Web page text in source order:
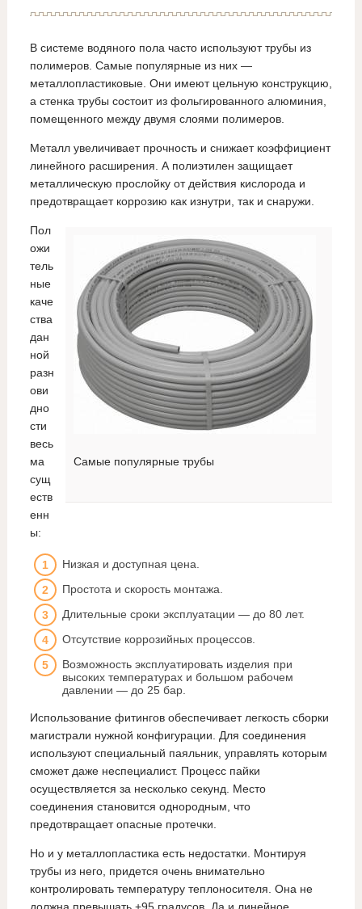
В системе водяного пола часто используют трубы из
полимеров. Самые популярные из них —
металлопластиковые. Они имеют цельную конструкцию,
а стенка трубы состоит из фольгированного алюминия,
помещенного между двумя слоями полимеров.
Металл увеличивает прочность и снижает коэффициент
линейного расширения. А полиэтилен защищает
металлическую прослойку от действия кислорода и
предотвращает коррозию как изнутри, так и снаружи.
Самые популярные трубы
Пол
ожи
тель
ные
каче
ства
дан
ной
разн
ови
дно
сти
весь
ма
сущ
еств
енн
ы:
Низкая и доступная цена.
Простота и скорость монтажа.
Длительные сроки эксплуатации — до 80 лет.
Отсутствие коррозийных процессов.
Возможность эксплуатировать изделия при
высоких температурах и большом рабочем
давлении — до 25 бар.
Использование фитингов обеспечивает легкость сборки
магистрали нужной конфигурации. Для соединения
используют специальный паяльник, управлять которым
сможет даже неспециалист. Процесс пайки
осуществляется за несколько секунд. Место
соединения становится однородным, что
предотвращает опасные протечки.
Но и у металлопластика есть недостатки. Монтируя
трубы из него, придется очень внимательно
контролировать температуру теплоносителя. Она не
должна превышать +95 градусов. Да и линейное